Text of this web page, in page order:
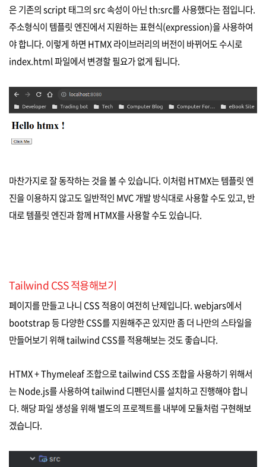
은 기존의 script 태그의 src 속성이 아닌 th:src를 사용했다는 점입니다.
주소형식이 템플릿 엔진에서 지원하는 표현식(expression)을 사용하여
야 합니다. 이렇게 하면 HTMX 라이브러리의 버전이 바뀌어도 수시로
index.html 파일에서 변경할 필요가 없게 됩니다.
마찬가지로 잘 동작하는 것을 볼 수 있습니다. 이처럼 HTMX는 템플릿 엔
진을 이용하지 않고도 일반적인 MVC 개발 방식대로 사용할 수도 있고, 반
대로 템플릿 엔진과 함께 HTMX를 사용할 수도 있습니다.
Tailwind CSS 적용해보기
페이지를 만들고 나니 CSS 적용이 여전히 난제입니다. webjars에서
bootstrap 등 다양한 CSS를 지원해주곤 있지만 좀 더 나만의 스타일을
만들어보기 위해 tailwind CSS를 적용해보는 것도 좋습니다.
HTMX + Thymeleaf 조합으로 tailwind CSS 조합을 사용하기 위해서
는 Node.js를 사용하여 tailwind 디펜던시를 설치하고 진행해야 합니
다. 해당 파일 생성을 위해 별도의 프로젝트를 내부에 모듈처럼 구현해보
겠습니다.